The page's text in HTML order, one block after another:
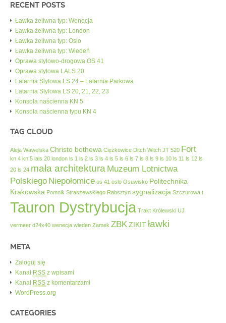
RECENT POSTS
Ławka żeliwna typ: Wenecja
Ławka żeliwna typ: London
Ławka żeliwna typ: Oslo
Ławka żeliwna typ: Wiedeń
Oprawa stylowo-drogowa OS 41
Oprawa stylowa LALS 20
Latarnia Stylowa LS 24 – Latarnia Parkowa
Latarnia Stylowa LS 20, 21, 22, 23
Konsola naścienna KN 5
Konsola naścienna typu KN 4
TAG CLOUD
Aleja Wawelska Christo bothewa Ciężkowice Ditch Witch JT 520 Fort
kn 4 kn 5 lals 20 london ls 1 ls 2 ls 3 ls 4 ls 5 ls 6 ls 7 ls 8 ls 9 ls 10 ls 11 ls 12 ls
20 ls 24 mała architektura Muzeum Lotnictwa
Polskiego Niepołomice os 41 oslo Osuwisko Politechnika
Krakowska Pomnik Straszewskiego Rabsztyn sygnalizacja Szczurowa t
Tauron Dystrybucja Trakt Królewski UJ
vermeer d24x40 wenecja wieden Zamek ZBKZIKITławki
META
Zaloguj się
Kanał RSS z wpisami
Kanał RSS z komentarzami
WordPress.org
CATEGORIES